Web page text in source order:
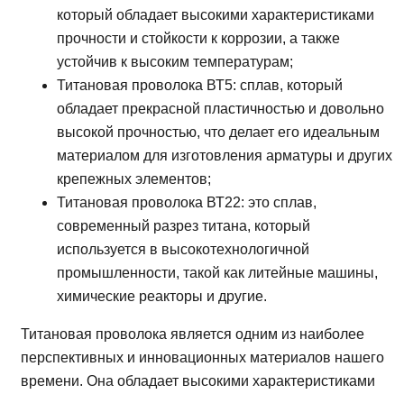
который обладает высокими характеристиками
прочности и стойкости к коррозии, а также
устойчив к высоким температурам;
Титановая проволока ВТ5: сплав, который
обладает прекрасной пластичностью и довольно
высокой прочностью, что делает его идеальным
материалом для изготовления арматуры и других
крепежных элементов;
Титановая проволока ВТ22: это сплав,
современный разрез титана, который
используется в высокотехнологичной
промышленности, такой как литейные машины,
химические реакторы и другие.
Титановая проволока является одним из наиболее
перспективных и инновационных материалов нашего
времени. Она обладает высокими характеристиками